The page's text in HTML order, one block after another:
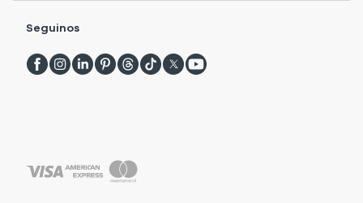
Seguinos